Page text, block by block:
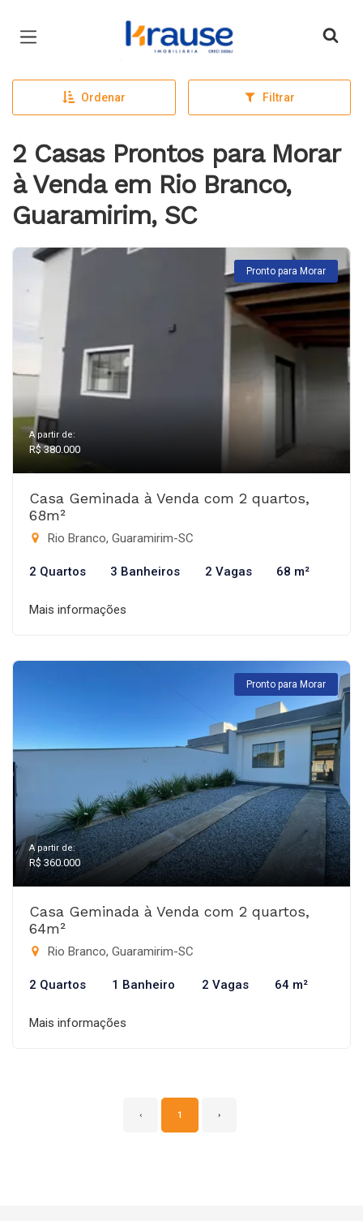
Página inicial
Ordenar Filtrar
2 Casas Prontos para Morar
à Venda em Rio Branco,
Guaramirim, SC
Pronto para Morar
A partir de:
R$ 380.000
Casa Geminada à Venda com 2 quartos,
68m²
Rio Branco, Guaramirim-SC
2 Quartos 3 Banheiros 2 Vagas 68 m²
Mais informações
Pronto para Morar
A partir de:
R$ 360.000
Casa Geminada à Venda com 2 quartos,
64m²
Rio Branco, Guaramirim-SC
2 Quartos 1 Banheiro 2 Vagas 64 m²
Mais informações
‹ 1 ›